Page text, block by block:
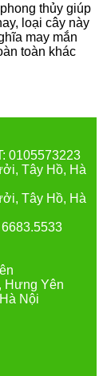
thủy giúp
loại cây này
may mắn
toàn khác
0105573223
Tây Hồ, Hà
Tây Hồ, Hà
Hưng Yên
Nội